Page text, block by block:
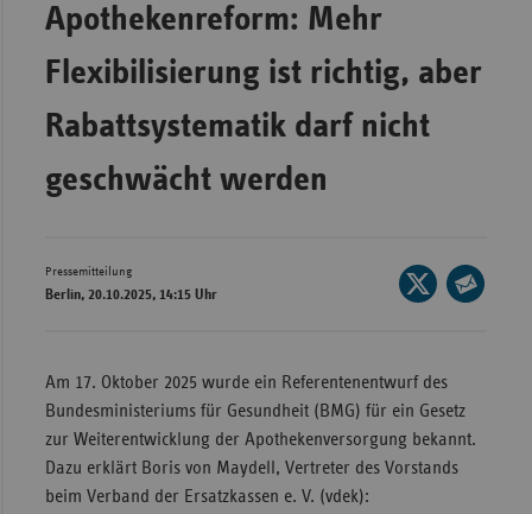
Hessen
Apothekenreform: Mehr
Flexibilisierung ist richtig, aber
Rabattsystematik darf nicht
geschwächt werden
Pressemitteilung
Berlin, 20.10.2025, 14:15 Uhr
Seite
auf
teilen
Am 17. Oktober 2025 wurde ein Referentenentwurf des
Bundesministeriums für Gesundheit (BMG) für ein Gesetz
zur Weiterentwicklung der Apothekenversorgung bekannt.
Dazu erklärt Boris von Maydell, Vertreter des Vorstands
beim Verband der Ersatzkassen e. V. (vdek):